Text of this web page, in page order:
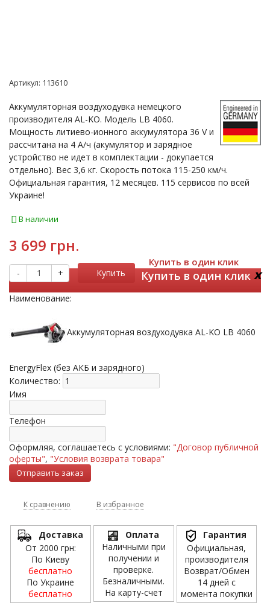
Артикул: 113610
Аккумуляторная воздуходувка немецкого
производителя AL-KO. Модель LВ 4060.
Мощность литиево-ионного аккумулятора 36 V и
рассчитана на 4 А/ч (акумулятор и зарядное
устройство не идет в комплектации - докупается
отдельно). Вес 3,6 кг. Скорость потока 115-250 км/ч.
Официальная гарантия, 12 месяцев. 115 сервисов по всей
Украине!
В наличии
3 699 грн.
- + Купить
Купить в один клик
Купить в один клик x
Наименование:
Аккумуляторная воздуходувка AL-KO LB 4060
EnergyFlex (без АКБ и зарядного)
Количество:
Имя
Телефон
Оформляя, соглашаетесь с условиями: "Договор публичной
оферты", "Условия возврата товара"
К сравнению В избранное
Доставка
От 2000 грн:
По Киеву
бесплатно
По Украине
бесплатно
Оплата
Наличными при
получении и
проверке.
Безналичными.
На карту-счет
Гарантия
Официальная,
производителя
Возврат/Обмен
14 дней с
момента покупки